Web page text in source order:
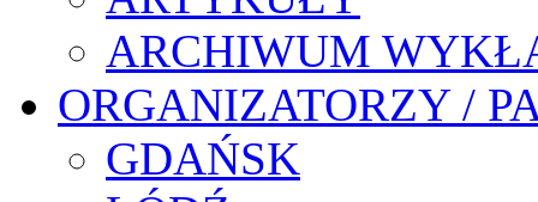
ARCHIWUM
ORGANIZATORZY /
GDAŃSK